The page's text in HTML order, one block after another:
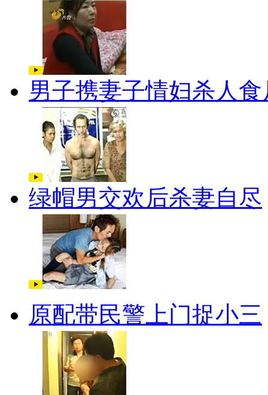
男子携妻子情妇杀人食
绿帽男交欢后杀妻自尽
原配带民警上门捉小三